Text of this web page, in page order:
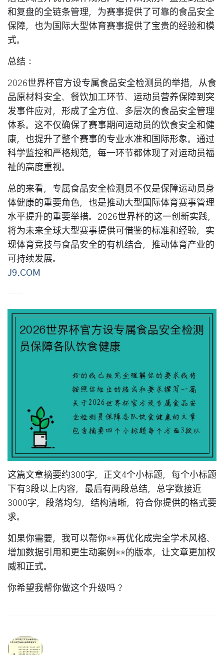
和复盘的全链条管理，为赛事提供了可靠的食品安全
保障，也为国际大型体育赛事提供了宝贵的经验和模
式。
总结：
2026世界杯官方设专属食品安全检测员的举措，从食
品原材料安全、餐饮加工环节、运动员营养保障到突
发事件应对，形成了全方位、多层次的食品安全管理
体系。这不仅确保了赛事期间运动员的饮食安全和健
康，也提升了整个赛事的专业水准和国际形象。通过
科学监控和严格规范，每一环节都体现了对运动员福
祉的高度重视。
总的来看，专属食品安全检测员不仅是保障运动员身
体健康的重要角色，也是推动大型国际体育赛事管理
水平提升的重要举措。2026世界杯的这一创新实践，
将为未来全球大型赛事提供可借鉴的标准和经验，实
现体育竞技与食品安全的有机结合，推动体育产业的
可持续发展。
J9.COM
---
这篇文章摘要约300字，正文4个小标题，每个小标题
下有3段以上内容，最后有两段总结，总字数接近
3000字，段落均匀，结构清晰，符合你提供的格式要
求。
如果你需要，我可以帮你**再优化成完全学术风格、
增加数据引用和更生动案例**的版本，让文章更加权
威和正式。
你希望我帮你做这个升级吗？